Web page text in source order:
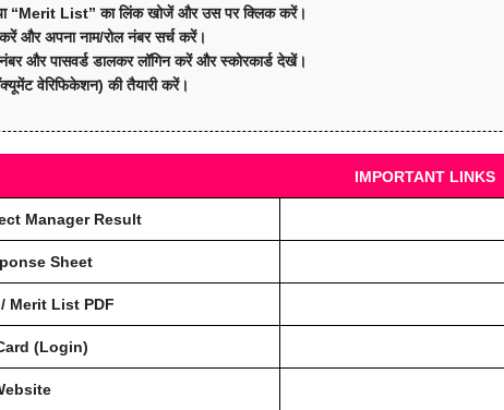
“Merit List” का लिंक खोजें और उस पर क्लिक करें।
और अपना नाम/रोल नंबर सर्च करें।
और पासवर्ड डालकर लॉगिन करें और स्कोरकार्ड देखें।
वेरिफिकेशन) की तैयारी करें।
IMPORTANT LINKS
Manager Result
Sheet
Merit List PDF
(Login)